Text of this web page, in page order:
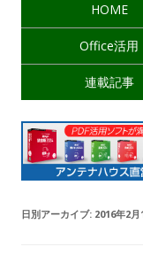
HOME
Office活用
連載記事
日別アーカイブ: 2016年2月